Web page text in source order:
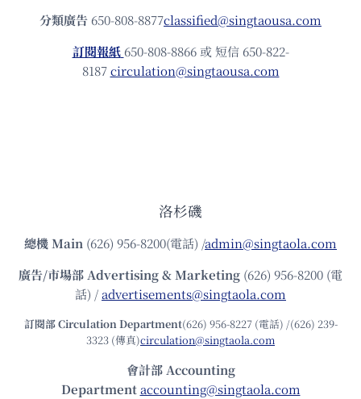
分類廣告 650-808-8877classified@singtaousa.com
訂閱報紙 650-808-8866 或 短信 650-822-
8187circulation@singtaousa.com
洛杉磯
總機Main (626) 956-8200(電話) /admin@singtaola.com
廣告/市場部Advertising & Marketing (626) 956-8200 (電
話) /advertisements@singtaola.com
訂閱部 Circulation Department(626) 956-8227 (電話) /(626) 239-
3323 (傳真)circulation@singtaola.com
會計部 Accounting
Department accounting@singtaola.com